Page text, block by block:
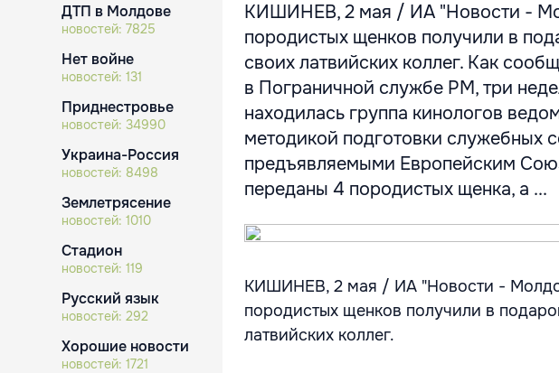
ДТП в Молдове
новостей: 7825
Нет войне
новостей: 131
Приднестровье
новостей: 34990
Украина-Россия
новостей: 8498
Землетрясение
новостей: 1010
Стадион
новостей: 119
Русский язык
новостей: 292
Хорошие новости
новостей: 1721
КИШИНЕВ, 2 мая / ИА "Новости -
породистых щенков получили в
своих латвийских коллег. Как
в Пограничной службе РМ, три
находилась группа кинологов
методикой подготовки служебных
предъявляемыми Европейским
переданы 4 породистых щенка, а ...
КИШИНЕВ, 2 мая / ИА "Новости -
породистых щенков получили в
латвийских коллег.